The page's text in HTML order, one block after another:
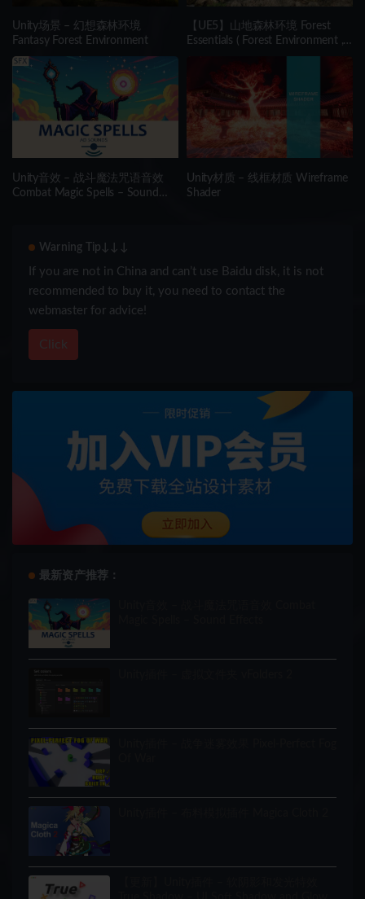
Unity场景 – 幻想森林环境
Fantasy Forest Environment
【UE5】山地森林环境 Forest
Essentials ( Forest Environment ,
Procedural Mountain Forest,
Unity音效 – 战斗魔法咒语音效
Combat Magic Spells – Sound
Unity材质 – 线框材质 Wireframe
Shader
Warning Tip↓↓↓
If you are not in China and can’t use Baidu disk, it is not
recommended to buy it, you need to contact the
webmaster for advice!
Click
最新资产推荐：